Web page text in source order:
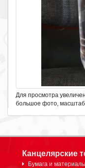
Для просмотра
большое фото,
Канцелярские
Бумага и